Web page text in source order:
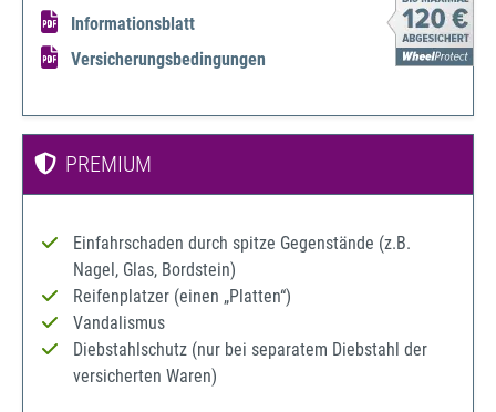
Informationsblatt
Versicherungsbedingungen
PREMIUM
Einfahrschaden durch spitze Gegenstände (z.B.
Nagel, Glas, Bordstein)
Reifenplatzer (einen „Platten“)
Vandalismus
Diebstahlschutz (nur bei separatem Diebstahl der
versicherten Waren)